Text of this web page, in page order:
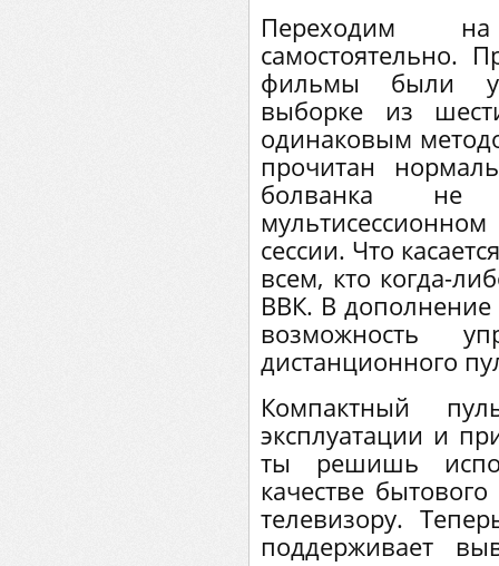
Переходим
самостоятельно.
фильмы были
выборке из
одинаковым
прочитан
болванка
сессии. Что
всем, кто когда-
ВВК. В дополнение
возможность
дистанционного
Компактный
эксплуатации и
ты решишь
качестве
телевизору.
поддерживает